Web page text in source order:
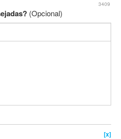
3409
(Opcional)
[x]